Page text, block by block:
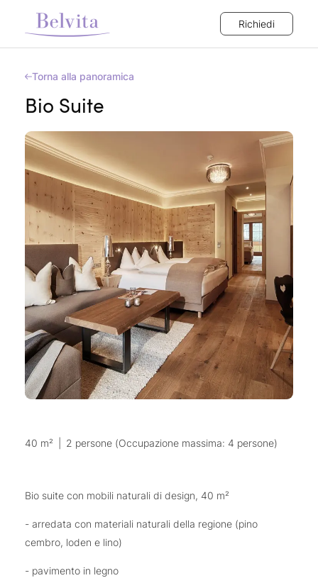
Richiedi
Torna alla panoramica
Bio Suite
40 m² 2 persone (Occupazione massima: 4 persone)
Bio suite con mobili naturali di design, 40 m²
- arredata con materiali naturali della regione (pino
cembro, loden e lino)
- pavimento in legno